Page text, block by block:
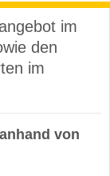
im
den
im
von